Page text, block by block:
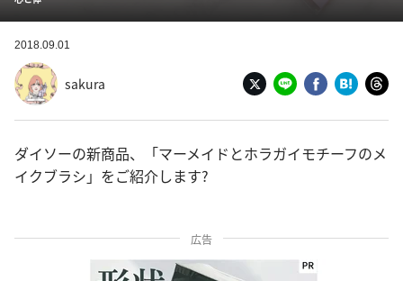
2018.09.01
sakura
ダイソーの新商品、「マーメイドとホラガイモチーフのメ
イクブラシ」をご紹介します?
広告